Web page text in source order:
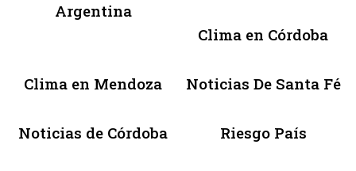
Argentina
Clima en Córdoba
Clima en Mendoza Noticias De Santa Fé
Noticias de Córdoba Riesgo País